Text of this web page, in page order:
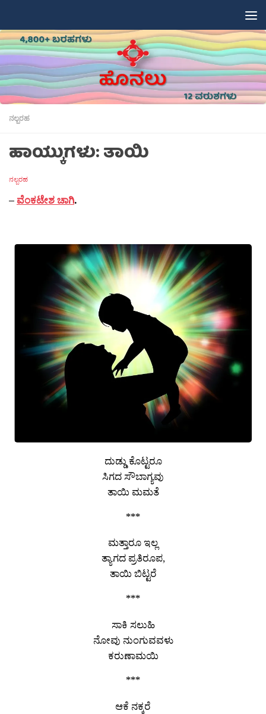
ನಲ್ಬರಹ
ಹಾಯ್ಕುಗಳು: ತಾಯಿ
ನಲ್ಬರಹ
– ವೆಂಕಟೇಶ ಚಾಗಿ.
ದುಡ್ಡು ಕೊಟ್ಟರೂ
ಸಿಗದ ಸೌಬಾಗ್ಯವು
ತಾಯಿ ಮಮತೆ
***
ಮತ್ತಾರೂ ಇಲ್ಲ
ತ್ಯಾಗದ ಪ್ರತಿರೂಪ,
ತಾಯಿ ಬಿಟ್ಟರೆ
***
ಸಾಕಿ ಸಲುಹಿ
ನೋವು ನುಂಗುವವಳು
ಕರುಣಾಮಯಿ
***
ಆಕೆ ನಕ್ಕರೆ